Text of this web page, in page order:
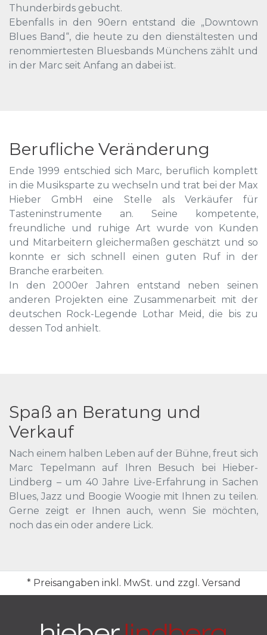
Thunderbirds gebucht.
Ebenfalls in den 90ern entstand die „Downtown
Blues Band“, die heute zu den dienstältesten und
renommiertesten Bluesbands Münchens zählt und
in der Marc seit Anfang an dabei ist.
Berufliche Veränderung
Ende 1999 entschied sich Marc, beruflich komplett
in die Musiksparte zu wechseln und trat bei der Max
Hieber GmbH eine Stelle als Verkäufer für
Tasteninstrumente an. Seine kompetente,
freundliche und ruhige Art wurde von Kunden
und Mitarbeitern gleichermaßen geschätzt und so
konnte er sich schnell einen guten Ruf in der
Branche erarbeiten.
In den 2000er Jahren entstand neben seinen
anderen Projekten eine Zusammenarbeit mit der
deutschen Rock-Legende Lothar Meid, die bis zu
dessen Tod anhielt.
Spaß an Beratung und
Verkauf
Nach einem halben Leben auf der Bühne, freut sich
Marc Tepelmann auf Ihren Besuch bei Hieber-
Lindberg – um 40 Jahre Live-Erfahrung in Sachen
Blues, Jazz und Boogie Woogie mit Ihnen zu teilen.
Gerne zeigt er Ihnen auch, wenn Sie möchten,
noch das ein oder andere Lick.
* Preisangaben inkl. MwSt. und zzgl. Versand